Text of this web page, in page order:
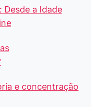
a Idade
e concentração